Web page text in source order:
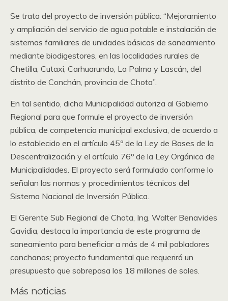
Se trata del proyecto de inversión pública: “Mejoramiento
y ampliación del servicio de agua potable e instalación de
sistemas familiares de unidades básicas de saneamiento
mediante biodigestores, en las localidades rurales de
Chetilla, Cutaxi, Carhuarundo, La Palma y Lascán, del
distrito de Conchán, provincia de Chota”.
En tal sentido, dicha Municipalidad autoriza al Gobierno
Regional para que formule el proyecto de inversión
pública, de competencia municipal exclusiva, de acuerdo a
lo establecido en el artículo 45º de la Ley de Bases de la
Descentralización y el artículo 76º de la Ley Orgánica de
Municipalidades. El proyecto será formulado conforme lo
señalan las normas y procedimientos técnicos del
Sistema Nacional de Inversión Pública.
El Gerente Sub Regional de Chota, Ing. Walter Benavides
Gavidia, destaca la importancia de este programa de
saneamiento para beneficiar a más de 4 mil pobladores
conchanos; proyecto fundamental que requerirá un
presupuesto que sobrepasa los 18 millones de soles.
Más noticias